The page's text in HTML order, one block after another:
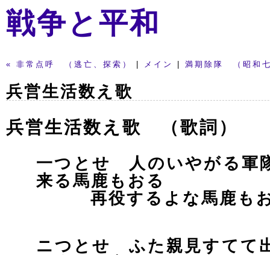
戦争と平和
« 非常点呼 （逃亡、探索） メイン 満期除隊 （昭和
兵営生活数え歌
兵営生活数え歌 （歌詞）
一つとせ 人のいやがる軍
来る馬鹿もおる
再役するよな馬鹿も
ニつとせ ふた親見すてて